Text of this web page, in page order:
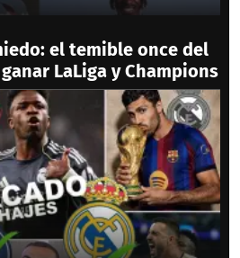
el temible once del
LaLiga y Champions